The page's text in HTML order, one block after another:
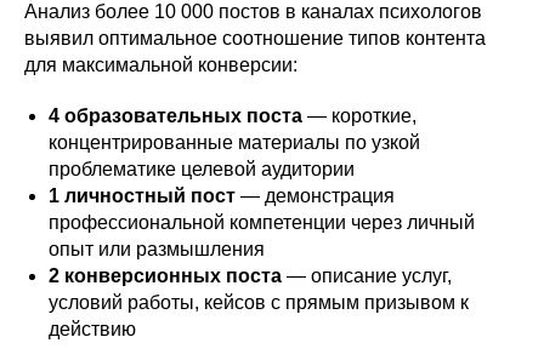
Анализ более 10 000 постов в каналах психологов
выявил оптимальное соотношение типов контента
для максимальной конверсии:
4 образовательных поста — короткие,
концентрированные материалы по узкой
проблематике целевой аудитории
1 личностный пост — демонстрация
профессиональной компетенции через личный
опыт или размышления
2 конверсионных поста — описание услуг,
условий работы, кейсов с прямым призывом к
действию